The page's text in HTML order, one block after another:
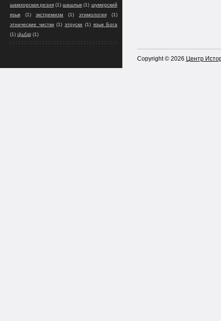
шамхорская резня (1) шашлык (1) шумерский
язык
(1) экстремизм (1) этимология
(1)
этнические чистки (1) этруски (1) язык Бога
(1) վանք (1)
Copyright © 2026 Центр